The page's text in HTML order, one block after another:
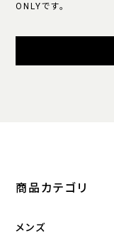
ONLYです。
商品カテゴリ
メンズ